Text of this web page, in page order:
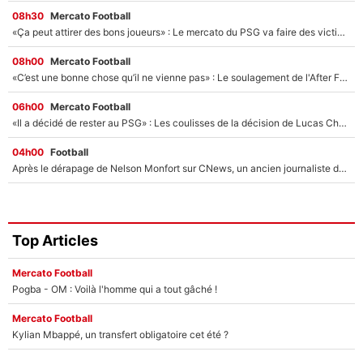
08h30 Mercato Football
«Ça peut attirer des bons joueurs» : Le mercato du PSG va faire des victimes dans l'effectif de Luis Enrique ?
08h00 Mercato Football
«C’est une bonne chose qu’il ne vienne pas» : Le soulagement de l'After Foot après le transfert avorté de Yan Diomandé au PSG
06h00 Mercato Football
«Il a décidé de rester au PSG» : Les coulisses de la décision de Lucas Chevalier pour son transfert
04h00 Football
Après le dérapage de Nelson Monfort sur CNews, un ancien journaliste de France Télévisions relance la polémique sur les incendies en Gironde
Top Articles
Mercato Football
Pogba - OM : Voilà l'homme qui a tout gâché !
Mercato Football
Kylian Mbappé, un transfert obligatoire cet été ?